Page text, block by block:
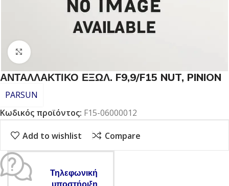
Click to enlarge
ΑΝΤΑΛΛΑΚΤΙΚΟ ΕΞΩΛ. F9,9/F15 NUT, PINION
PARSUN
Κωδικός προϊόντος: F15-06000012
Add to wishlist Compare
Τηλεφωνική